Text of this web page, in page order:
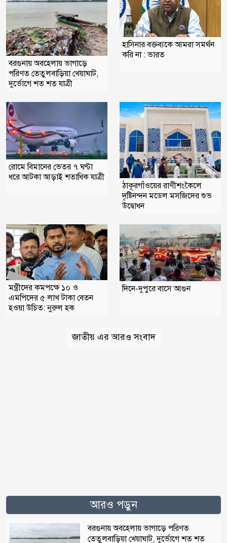
বরগুনায় অবহেলায় ভাগাড়ে
পরিণত তেতুলবাড়িয়া খেয়াঘাট,
দুর্ভোগে শত শত যাত্রী
হাসিনার বক্তব্যকে আমরা সমর্থন
করি না : ভারত
রোমে বিমানের ভেতর ৭ ঘণ্টা
ধরে আটকা আড়াই শতাধিক যাত্রী
ঠাকূরগাঁওয়ের রাণীশংকৈলে
দৃষ্টিনন্দন মডেল মসজিদের শুভ
উদ্বোধন
মন্ত্রীদের কমপক্ষে ১০ ও
এমপিদের ৫ লাখ টাকা বেতন
হওয়া উচিত: নুরুল হক
দিনে-দুপুরে বাসে আগুন
জাতীয় এর আরও সংবাদ
আরও পড়ুন
বরগুনায় অবহেলায় ভাগাড়ে পরিণত
তেতুলবাড়িয়া খেয়াঘাট, দুর্ভোগে শত শত